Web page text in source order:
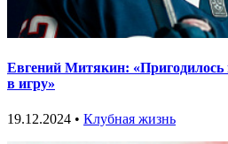
Евгений Митякин: «Пригодилось
в игру»
19.12.2024 • Клубная жизнь